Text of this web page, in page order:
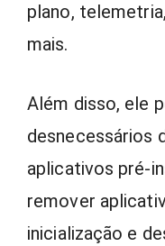
plano,
mais.
Além disso, ele
desnecessários
aplicativos pré-
remover
inicialização e